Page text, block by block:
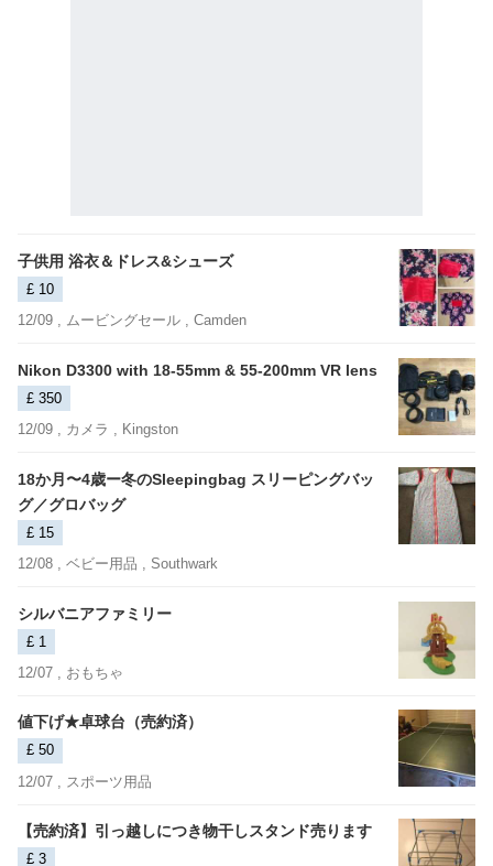
子供用 浴衣＆ドレス&シューズ
£ 10
12/09 , ムービングセール , Camden
Nikon D3300 with 18-55mm & 55-200mm VR lens
£ 350
12/09 , カメラ , Kingston
18か月〜4歳ー冬のSleepingbag スリーピングバッ
グ／グロバッグ
£ 15
12/08 , ベビー用品 , Southwark
シルバニアファミリー
£ 1
12/07 , おもちゃ
値下げ★卓球台（売約済）
£ 50
12/07 ,
スポーツ用品
【売約済】引っ越しにつき物干しスタンド売ります
£ 3